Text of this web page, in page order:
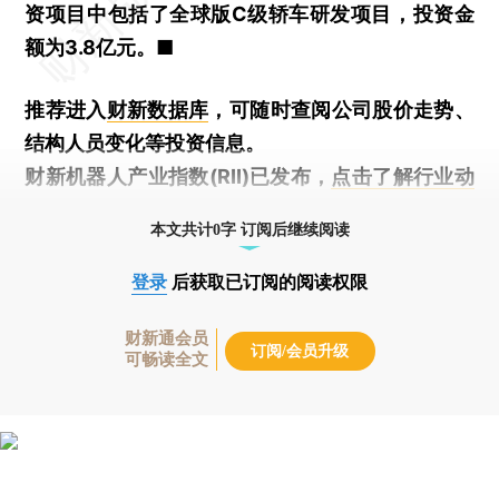
资项目中包括了全球版C级轿车研发项目，投资金
额为3.8亿元。■
推荐进入财新数据库 ，可随时查阅公司股价走势、
结构人员变化等投资信息。
财新机器人产业指数(RII)已发布， 点击了解行业动
本文共计0字 订阅后继续阅读
登录 后获取已订阅的阅读权限
财新通会员
可畅读全文
订阅/会员升级